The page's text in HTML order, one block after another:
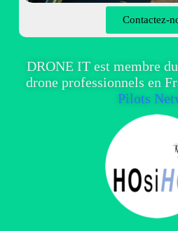
Contactez-
DRONE IT est membre
drone professionnels en
Pilots